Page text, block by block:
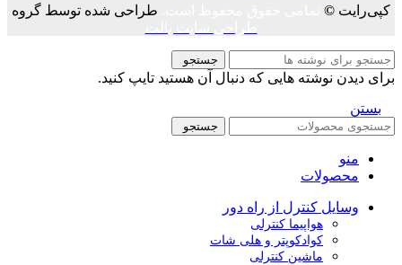
کپی‌رایت ©
طراحی شده توسط گروه
جستجو
برای دیدن نوشته هایی که دنبال آن هستید تایپ کنید.
بستن
جستجو
منو
محصولات
وسایل کنترل از راه دور
هواپیما کنترلی
کوادکوپتر و هلی شات
ماشین کنترلی